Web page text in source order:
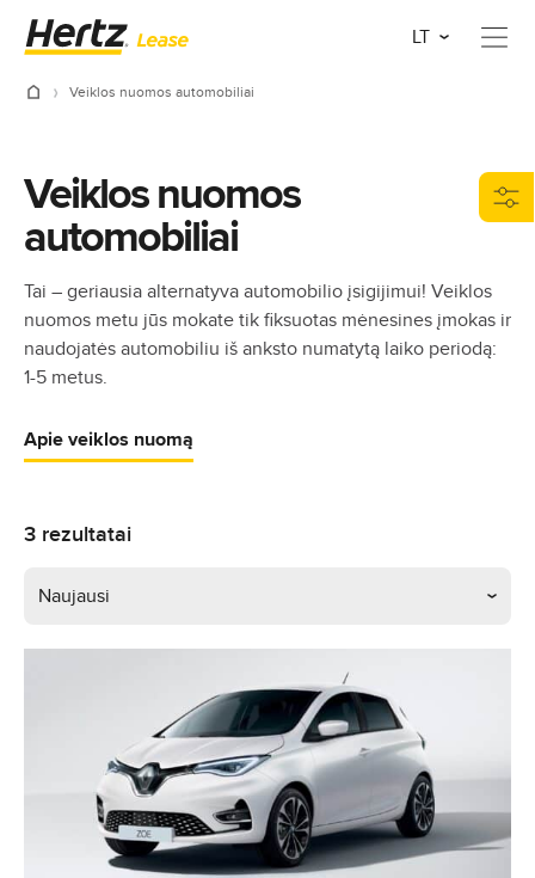
LT
Veiklos nuomos automobiliai
Veiklos nuomos
automobiliai
Tai – geriausia alternatyva automobilio įsigijimui! Veiklos
nuomos metu jūs mokate tik fiksuotas mėnesines įmokas ir
naudojatės automobiliu iš anksto numatytą laiko periodą:
1-5 metus.
Apie veiklos nuomą
3 rezultatai
Naujausi